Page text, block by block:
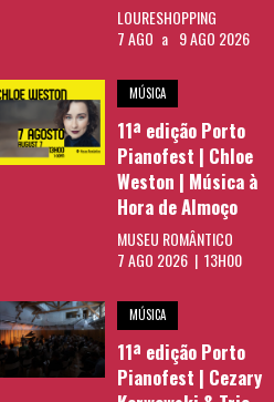
LOURESHOPPING
7 AGO a 9 AGO 2026
MÚSICA
11ª edição Porto
Pianofest | Chloe
Weston | Música à
Hora de Almoço
MUSEU ROMÂNTICO
7 AGO 2026 | 13H00
MÚSICA
11ª edição Porto
Pianofest | Cezary